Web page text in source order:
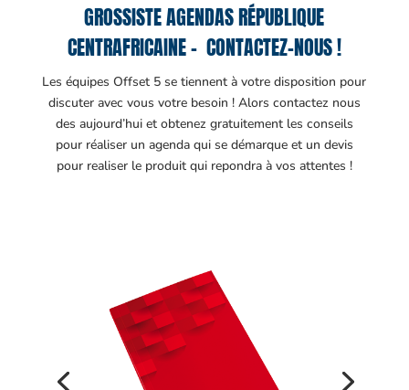
GROSSISTE AGENDAS RÉPUBLIQUE
CENTRAFRICAINE – CONTACTEZ-NOUS !
Les équipes Offset 5 se tiennent à votre disposition pour
discuter avec vous votre besoin ! Alors contactez nous
des aujourd’hui et obtenez gratuitement les conseils
pour réaliser un agenda qui se démarque et un devis
pour realiser le produit qui repondra à vos attentes !